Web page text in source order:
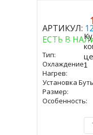
АРТИКУЛ:
ЕСТЬ В
Тип:
Охлаждение:
Нагрев:
Установка
Размер:
Особенность:
Купить